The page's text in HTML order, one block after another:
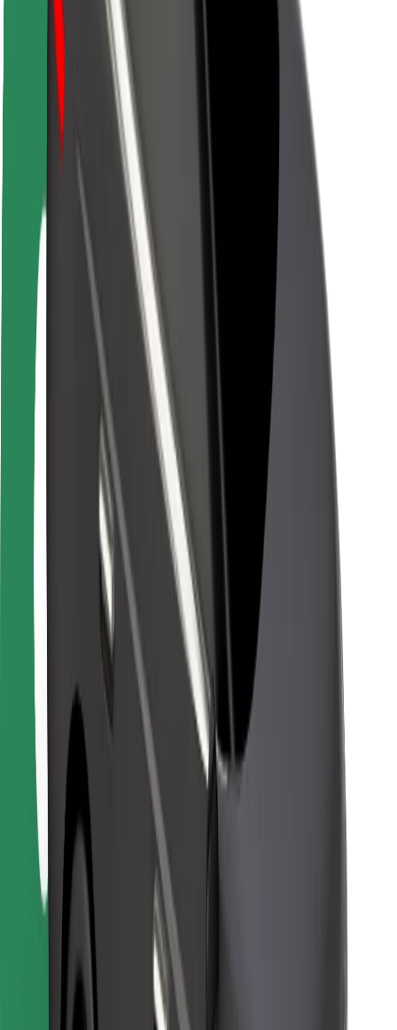
Siguranță pentru pasageri
Siguranță pentru șoferi
Siguranță pe trotinete
Laboratorul de siguranță
Orașe
Soluții pentru orașe
Aeroporturi
Stații de încărcare Bolt
Serviciul de relații clienți
Pentru pasageri
Pentru șoferi
Pentru curieri
Pentru proprietarii de flotă
Pentru restaurante
Bolt For Business
Furnizori
Termeni și Condiții
Obține o cursă în câteva minute!
Descarcă aplicația Bolt